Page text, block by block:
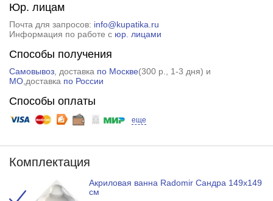
Юр. лицам
Почта для запросов: info@kupatika.ru
Информация по работе с юр. лицами
Способы получения
Самовывоз, доставка по Москве(300 р.
, 1-3 дня) и
МО,доставка по России
Способы оплаты
еще
Комплектация
Акриловая ванна Radomir Сандра 149х149
см